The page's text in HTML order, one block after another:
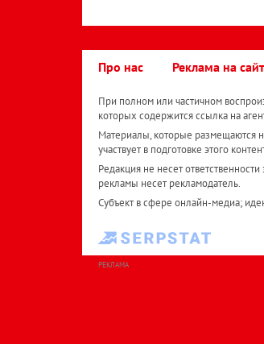
Про нас Реклама на
При полном или частичном
которых содержится ссылка на
Материалы, которые размещаются
участвует в подготовке этого
Редакция не несет
рекламы несет рекламодатель.
Субъект в сфере онлайн-медиа;
РЕКЛАМА